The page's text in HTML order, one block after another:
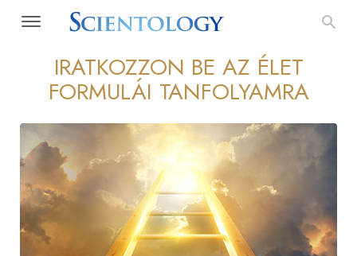
IRATKOZZON BE AZ ÉLET
FORMULÁI TANFOLYAMRA